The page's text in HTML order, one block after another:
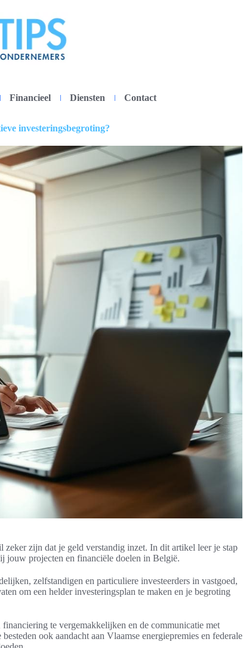
Financieel Diensten Contact
investeringsbegroting?
zeker zijn dat je geld verstandig inzet. In dit artikel leer je stap
jouw projecten en financiële doelen in België.
zelfstandigen en particuliere investeerders in vastgoed,
om een helder investeringsplan te maken en je begroting
te vergemakkelijken en de communicatie met
ook aandacht aan Vlaamse energiepremies en federale